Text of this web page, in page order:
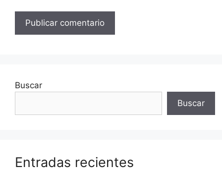
Buscar
Buscar
Entradas recientes